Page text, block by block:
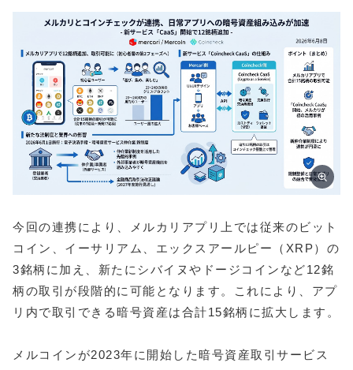
今回の連携により、メルカリアプリ上では従来のビット
コイン、イーサリアム、エックスアールピー（XRP）の
3銘柄に加え、新たにシバイヌやドージコインなど12銘
柄の取引が段階的に可能となります。これにより、アプ
リ内で取引できる暗号資産は合計15銘柄に拡大します。
メルコインが2023年に開始した暗号資産取引サービス